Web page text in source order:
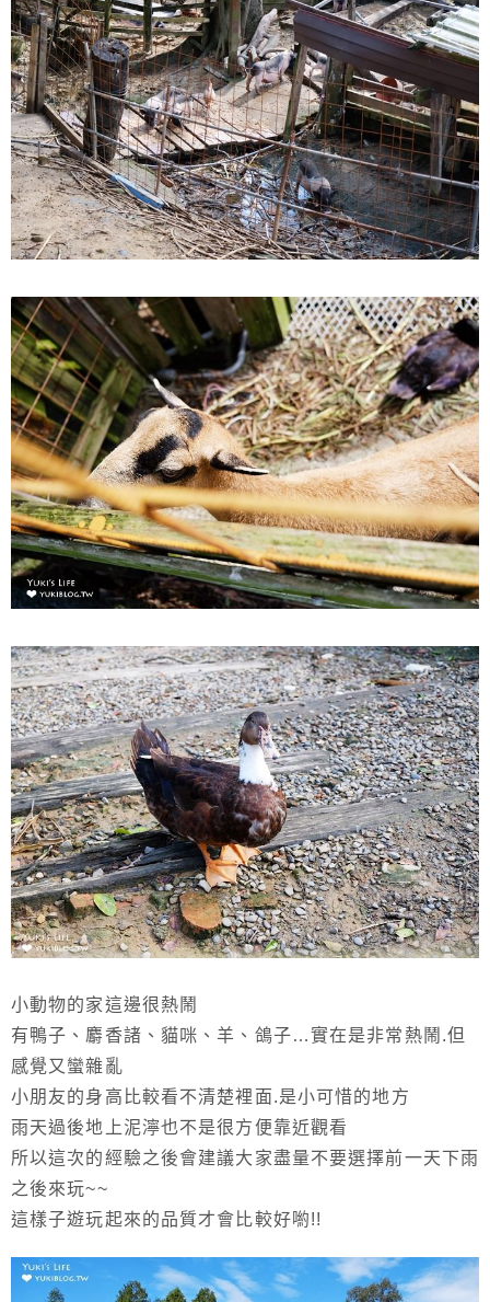
小動物的家這邊很熱鬧
有鴨子、麝香諸、貓咪、羊、鴿子…實在是非常熱鬧.但
感覺又蠻雜亂
小朋友的身高比較看不清楚裡面.是小可惜的地方
雨天過後地上泥濘也不是很方便靠近觀看
所以這次的經驗之後會建議大家盡量不要選擇前一天下雨
之後來玩~~
這樣子遊玩起來的品質才會比較好喲!!